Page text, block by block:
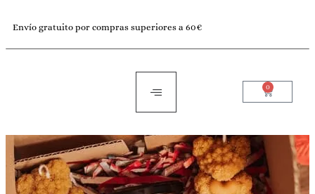
Envío gratuito por compras superiores a 60€
0